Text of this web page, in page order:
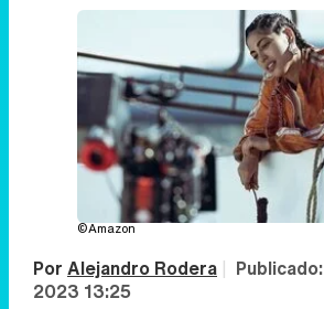
©Amazon
Por Alejandro Rodera | Publicado:
2023 13:25